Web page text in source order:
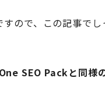
ので、この記事でし
SEO Packと同様